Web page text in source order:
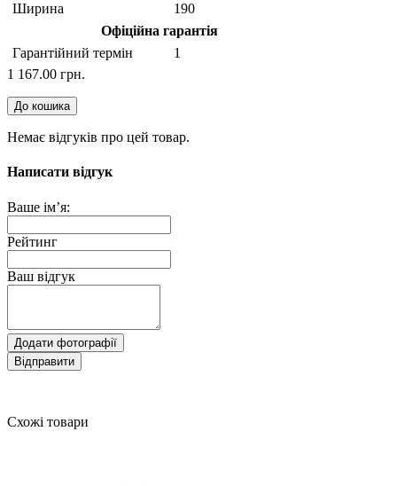
Ширина
190
Офіційна гарантія
Гарантійний термін
1
1 167.00 грн.
До кошика
Немає відгуків про цей товар.
Написати відгук
Ваше ім’я:
Рейтинг
Ваш відгук
Додати фотографії
Відправити
Схожі товари